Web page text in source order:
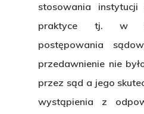
stosowania
praktyce tj. w
postępowania
przedawnienie nie
przez sąd a jego
wystąpienia z